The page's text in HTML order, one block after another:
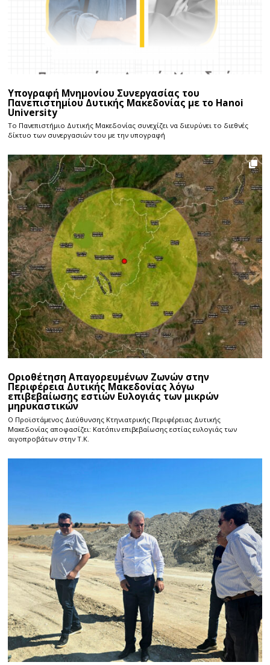
Υπογραφή Μνημονίου Συνεργασίας του
Πανεπιστημίου Δυτικής Μακεδονίας με το Hanoi
University
Το Πανεπιστήμιο Δυτικής Μακεδονίας συνεχίζει να διευρύνει το διεθνές
δίκτυο των συνεργασιών του με την υπογραφή
Οριοθέτηση Απαγορευμένων Ζωνών στην
Περιφέρεια Δυτικής Μακεδονίας λόγω
επιβεβαίωσης εστιών Ευλογιάς των μικρών
μηρυκαστικών
Ο Προϊστάμενος Διεύθυνσης Κτηνιατρικής Περιφέρειας Δυτικής
Μακεδονίας αποφασίζει: Κατόπιν επιβεβαίωσης εστίας ευλογιάς των
αιγοπροβάτων στην Τ.Κ.